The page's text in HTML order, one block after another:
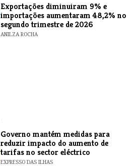
Exportações diminuiram 9% e
importações aumentaram 48,2% no
segundo trimestre de 2026
ANILZA ROCHA
Governo mantém medidas para
reduzir impacto do aumento de
tarifas no sector eléctrico
EXPRESSO DAS ILHAS